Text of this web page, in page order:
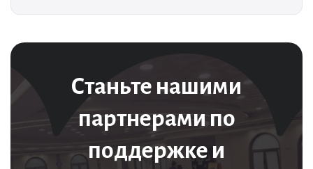
Станьте нашими
партнерами по
поддержке и